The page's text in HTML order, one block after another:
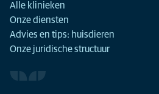
Alle klinieken
Onze diensten
Advies en tips: huisdieren
Onze juridische structuur